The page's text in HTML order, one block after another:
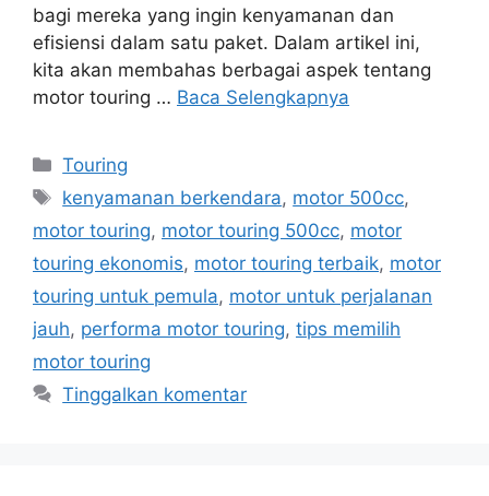
bagi mereka yang ingin kenyamanan dan
efisiensi dalam satu paket. Dalam artikel ini,
kita akan membahas berbagai aspek tentang
motor touring … Baca Selengkapnya
Kategori
Touring
Tag
kenyamanan berkendara, motor 500cc,
motor touring, motor touring 500cc, motor
touring ekonomis, motor touring terbaik, motor
touring untuk pemula, motor untuk perjalanan
jauh, performa motor touring, tips memilih
motor touring
Tinggalkan komentar